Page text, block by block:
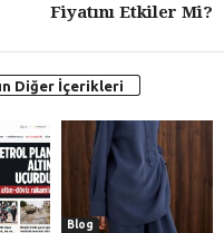
Fiyatını Etkiler Mi?
Diğer İçerikleri
Blog